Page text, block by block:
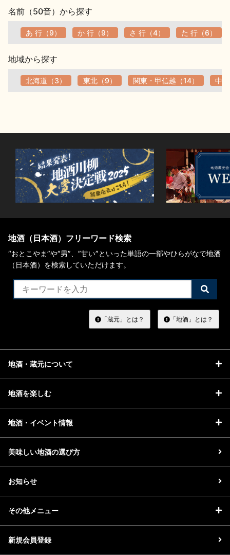
名前（50音）から探す
あ 行（9） か 行（9） さ 行（4） た 行（6）
地域から探す
北海道（3） 東北（9） 関東・甲信越（14） 中
地酒（日本酒）フリーワード検索
“おとこやま”や“男”、”甘い”といった単語の一部やひらがなで地酒
（日本酒）を検索していただけます。
検
索
す
る
「蔵元」とは？ 「地酒」とは？
地酒・蔵元について
地酒を楽しむ
地酒・イベント情報
美味しい地酒の選び方
お知らせ
その他メニュー
新規会員登録